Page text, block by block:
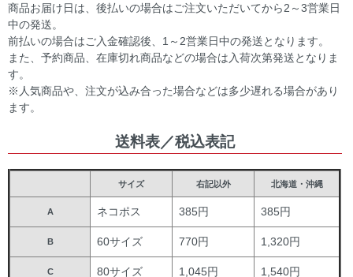
商品お届け日は、後払いの場合はご注文いただいてから2～3営業日
中の発送。
前払いの場合はご入金確認後、1～2営業日中の発送となります。
また、予約商品、在庫切れ商品などの場合は入荷次第発送となりま
す。
※人気商品や、注文が込み合った場合などは多少遅れる場合があり
ます。
送料表／税込表記
サイズ 右記以外 北海道・沖縄
A ネコポス 385円 385円
B 60サイズ 770円 1,320円
C 80サイズ 1,045円 1,540円